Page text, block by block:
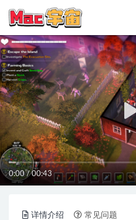
0:00/00:43
详情介绍 常见问题